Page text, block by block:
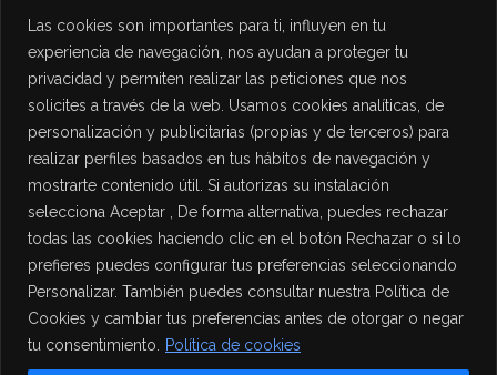
Las cookies son importantes para ti, influyen en tu
experiencia de navegación, nos ayudan a proteger tu
privacidad y permiten realizar las peticiones que nos
solicites a través de la web. Usamos cookies analíticas, de
personalización y publicitarias (propias y de terceros) para
realizar perfiles basados en tus hábitos de navegación y
mostrarte contenido útil. Si autorizas su instalación
selecciona Aceptar , De forma alternativa, puedes rechazar
todas las cookies haciendo clic en el botón Rechazar o si lo
prefieres puedes configurar tus preferencias seleccionando
Personalizar. También puedes consultar nuestra Política de
Cookies y cambiar tus preferencias antes de otorgar o negar
tu consentimiento.
Política de cookies
PROTECCIÓN DE DATOS
Política de Privacidad
Política de Cookies
Aviso Legal